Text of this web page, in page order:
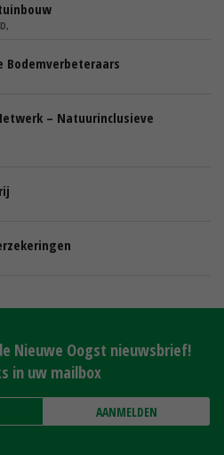
Bodemverbeteraars
– Natuurinclusieve
Nieuwe Oogst nieuwsbrief!
in uw mailbox
AANMELDEN